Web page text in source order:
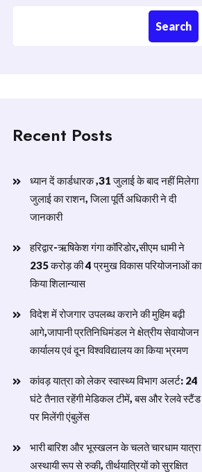
Search
Recent Posts
ध्यान दें कार्डधारक ,31 जुलाई के बाद नहीं मिलेगा
जुलाई का राशन, जिला पूर्ति अधिकारी ने दी
जानकारी
हरिद्वार-ऋषिकेश गंगा कॉरिडोर,सीएम धामी ने
235 करोड़ की 4 प्रमुख विकास परियोजनाओं का
किया शिलान्यास
विदेश में रोजगार उपलब्ध कराने की मुहिम बढ़ी
आगे,जापानी प्रतिनिधिमंडल ने क्षेत्रीय सेवायोजन
कार्यालय एवं दून विश्वविद्यालय का किया भ्रमण
​कांवड़ यात्रा को लेकर स्वास्थ्य विभाग अलर्ट: 24
घंटे तैनात रहेंगी मेडिकल टीमें, बस और रेलवे स्टैंड
पर मिलेंगी एंबुलेंस
​भारी बारिश और भूस्खलन के चलते चारधाम यात्रा
अस्थायी रूप से रुकी, तीर्थयात्रियों को सुरक्षित